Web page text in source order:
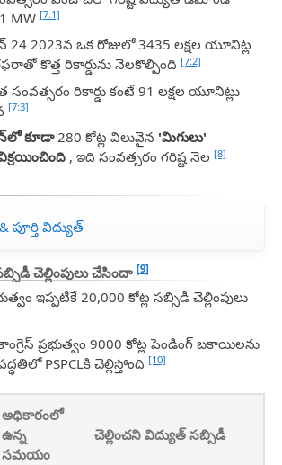
MW[7:1]
24 2023న ఒక రోజులో 3435 లక్షల యూనిట్ల
కొత్త రికార్డును నెలకొల్పింది [7:2]
సంవత్సరం రికార్డు కంటే 91 లక్షల యూనిట్లు
[7:3]
కూడా280 కోట్ల విలువైన 'మిగులు'
, ఇది సంవత్సరం గరిష్ట నెల [8]
పూర్తి విద్యుత్
చెల్లింపులు చేసిందా [9]
ఇప్పటికే 20,000 కోట్ల సబ్సిడీ చెల్లింపులు
ప్రభుత్వం 9000 కోట్ల పెండింగ్ బకాయిలను
PSPCLకి చెల్లిస్తోంది [10]
అధికారంలో
ఉన్న
సమయం
చెల్లించని విద్యుత్ సబ్సిడీ